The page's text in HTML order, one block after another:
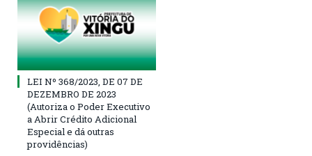
LEI Nº 368/2023, DE 07 DE
DEZEMBRO DE 2023
(Autoriza o Poder Executivo
a Abrir Crédito Adicional
Especial e dá outras
providências)